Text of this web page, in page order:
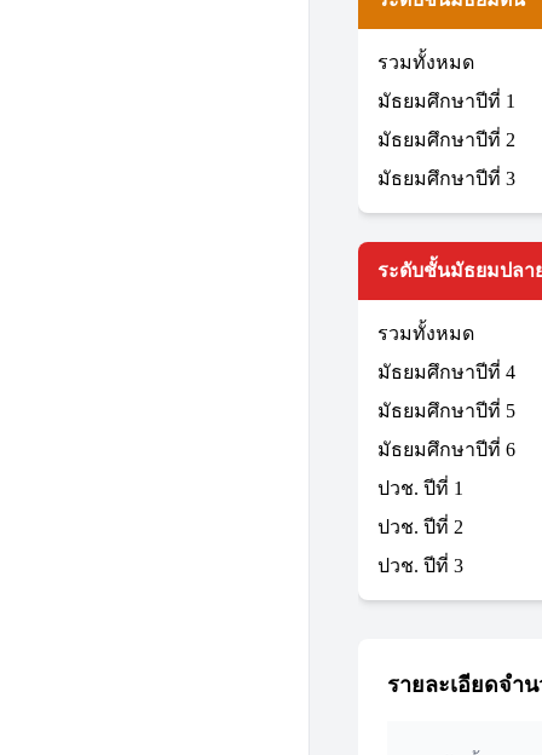
รวมทั้งหมด
มัธยมศึกษาปีที่ 1
มัธยมศึกษาปีที่ 2
มัธยมศึกษาปีที่ 3
ระดับชั้นมัธยมปลา
รวมทั้งหมด
มัธยมศึกษาปีที่ 4
มัธยมศึกษาปีที่ 5
มัธยมศึกษาปีที่ 6
ปวช. ปีที่ 1
ปวช. ปีที่ 2
ปวช. ปีที่ 3
รายละเอียดจำ